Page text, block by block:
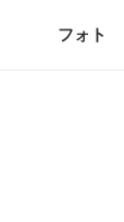
フォト